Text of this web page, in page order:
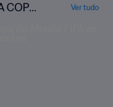
COPA
Ver tudo